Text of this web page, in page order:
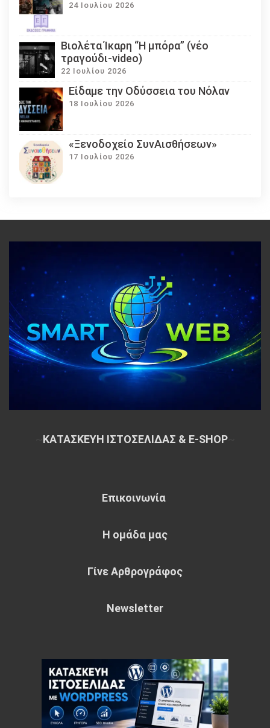
24 Ιουλίου 2026
Βιολέτα Ίκαρη “Η μπόρα” (νέο
τραγούδι-video)
22 Ιουλίου 2026
Eίδαμε την Οδύσσεια του Νόλαν
18 Ιουλίου 2026
«Ξενοδοχείο ΣυνΑισθήσεων»
17 Ιουλίου 2026
ΚΑΤΑΣΚΕΥΗ ΙΣΤΟΣΕΛΙΔΑΣ & E-SHOP~
Επικοινωνία
Η ομάδα μας
Γίνε Αρθρογράφος
Newsletter